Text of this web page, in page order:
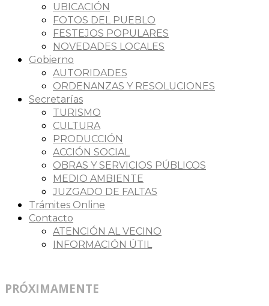
UBICACIÓN
FOTOS DEL PUEBLO
FESTEJOS POPULARES
NOVEDADES LOCALES
Gobierno
AUTORIDADES
ORDENANZAS Y RESOLUCIONES
Secretarías
TURISMO
CULTURA
PRODUCCIÓN
ACCIÓN SOCIAL
OBRAS Y SERVICIOS PÚBLICOS
MEDIO AMBIENTE
JUZGADO DE FALTAS
Trámites Online
Contacto
ATENCIÓN AL VECINO
INFORMACIÓN ÚTIL
PRÓXIMAMENTE